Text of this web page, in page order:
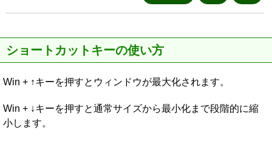
ショートカットキーの使い方
Win + ↑キーを押すとウィンドウが最大化されます。
Win + ↓キーを押すと通常サイズから最小化まで段階的に縮
小します。